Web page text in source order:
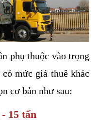
phụ thuộc vào trọng
mức giá thuê khác
cơ bản như sau:
15 tấn